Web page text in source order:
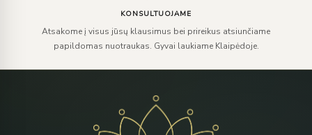
KONSULTUOJAME
Atsakome į visus jūsų klausimus bei prireikus atsiunčiame
papildomas nuotraukas. Gyvai laukiame Klaipėdoje.